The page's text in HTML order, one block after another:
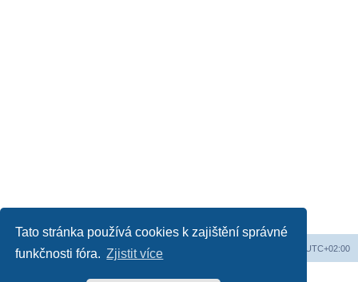
Tato stránka používá cookies k zajištění správné
funkčnosti fóra. Zjistit více
Obsah fóra UTC+02:00
Založeno naphpBB® Forum Software © phpBB Limited